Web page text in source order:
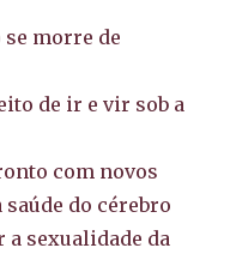
se morre de
de ir e vir sob a
com novos
do cérebro
a sexualidade da